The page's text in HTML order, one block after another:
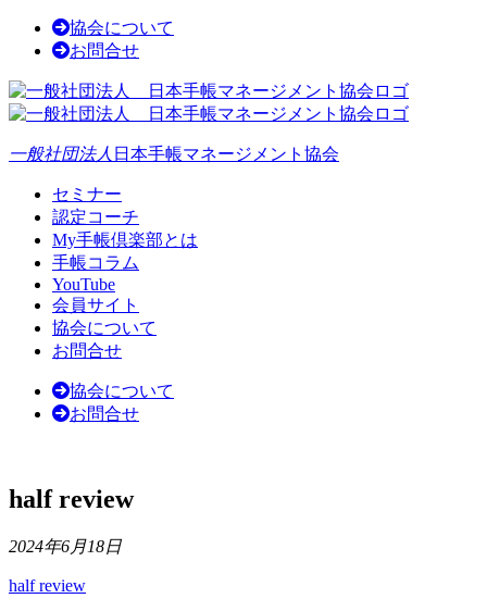
協会について
お問合せ
一般社団法人 日本手帳マネージメント協会
セミナー
認定コーチ
My手帳倶楽部とは
手帳コラム
YouTube
会員サイト
協会について
お問合せ
協会について
お問合せ
half review
2024年6月18日
half review